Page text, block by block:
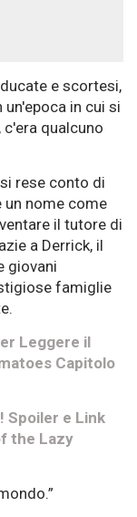
e scortesi,
in cui si
qualcuno
rese conto di
un nome come
il tutore di
a Derrick, il
giovani
famiglie
Leggere il
Capitolo
Spoiler e Link
the Lazy